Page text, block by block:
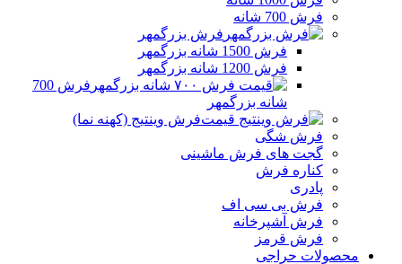
فرش 700 شانه
فرش بزرگمهر
فرش 1500 شانه بزرگمهر
فرش 1200 شانه بزرگمهر
فرش 700
شانه بزرگمهر
فرش وینتیج (کهنه نما)
فرش شگی
گجت های فرش ماشینی
کناره فرش
پادری
فرش بی سی اف
فرش آشپرخانه
فرش قرمز
محصولات حراجی